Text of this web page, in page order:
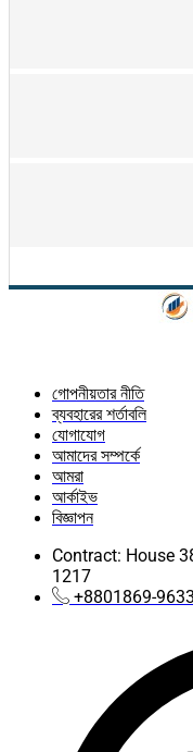
গোপনীয়তার নীতি
ব্যবহারের শর্তাবলি
যোগাযোগ
আমাদের সম্পর্কে
আমরা
আর্কাইভ
বিজ্ঞাপন
Contract: House
1217
+8801869-